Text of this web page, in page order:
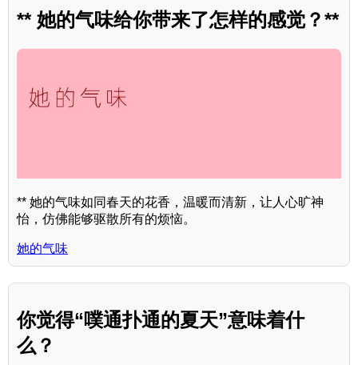
** 她的气味给你带来了怎样的感觉？**
** 她的气味如同春天的花香，温暖而清新，让人心旷神
怡，仿佛能够驱散所有的烦恼。
她的气味
你觉得“噗通扑通的夏天”意味着什
么？